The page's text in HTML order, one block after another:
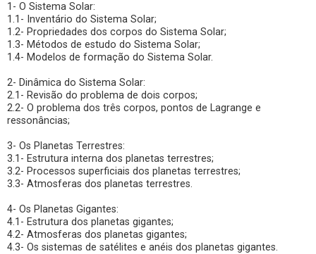
1- O Sistema Solar:
1.1- Inventário do Sistema Solar;
1.2- Propriedades dos corpos do Sistema Solar;
1.3- Métodos de estudo do Sistema Solar;
1.4- Modelos de formação do Sistema Solar.
2- Dinâmica do Sistema Solar:
2.1- Revisão do problema de dois corpos;
2.2- O problema dos três corpos, pontos de Lagrange e
ressonâncias;
3- Os Planetas Terrestres:
3.1- Estrutura interna dos planetas terrestres;
3.2- Processos superficiais dos planetas terrestres;
3.3- Atmosferas dos planetas terrestres.
4- Os Planetas Gigantes:
4.1- Estrutura dos planetas gigantes;
4.2- Atmosferas dos planetas gigantes;
4.3- Os sistemas de satélites e anéis dos planetas gigantes.